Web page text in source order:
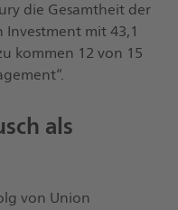
die Gesamtheit der
Investment mit 43,1
kommen 12 von 15
als
von Union